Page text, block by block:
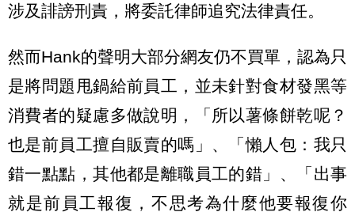
涉及誹謗刑責，將委託律師追究法律責任。
然而Hank的聲明大部分網友仍不買單，認為只
是將問題甩鍋給前員工，並未針對食材發黑等
消費者的疑慮多做說明，「所以薯條餅乾呢？
也是前員工擅自販賣的嗎」、「懶人包：我只
錯一點點，其他都是離職員工的錯」、「出事
就是前員工報復，不思考為什麼他要報復你